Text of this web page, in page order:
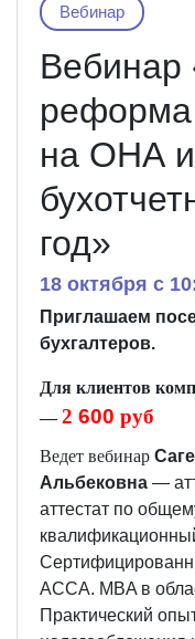
Вебинар
Вебинар
реформа
на ОНА
год»
18 октября c
Приглашаем
бухгалтеров.
Для клиентов
—2 600 руб
Ведет вебинар
Альбековна —
аттестат по
АССА. MBA в
Практический